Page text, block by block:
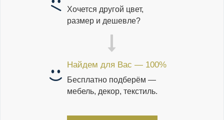
Хочется другой цвет,
размер и дешевле?
Найдем для Вас — 100%
Бесплатно подберём —
мебель, декор, текстиль.